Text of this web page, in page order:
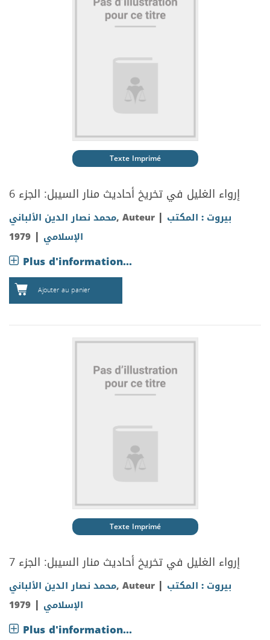
Texte Imprimé
إرواء الغليل في تخريخ أحاديث منار السيبل: الجزء 6
محمد نصار الدين الألباني, Auteur | بيروت : المكتب
الإسلامي |
1979
Plus d'information...
Ajouter au panier
Texte Imprimé
إرواء الغليل في تخريخ أحاديث منار السيبل: الجزء 7
محمد نصار الدين الألباني, Auteur | بيروت : المكتب
الإسلامي |
1979
Plus d'information...